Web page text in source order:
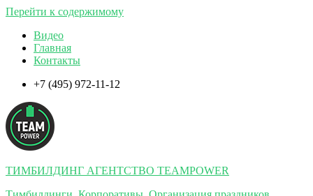
Перейти к содержимому
Видео
Главная
Контакты
+7 (495) 972-11-12
ТИМБИЛДИНГ АГЕНТСТВО TEAMPOWER